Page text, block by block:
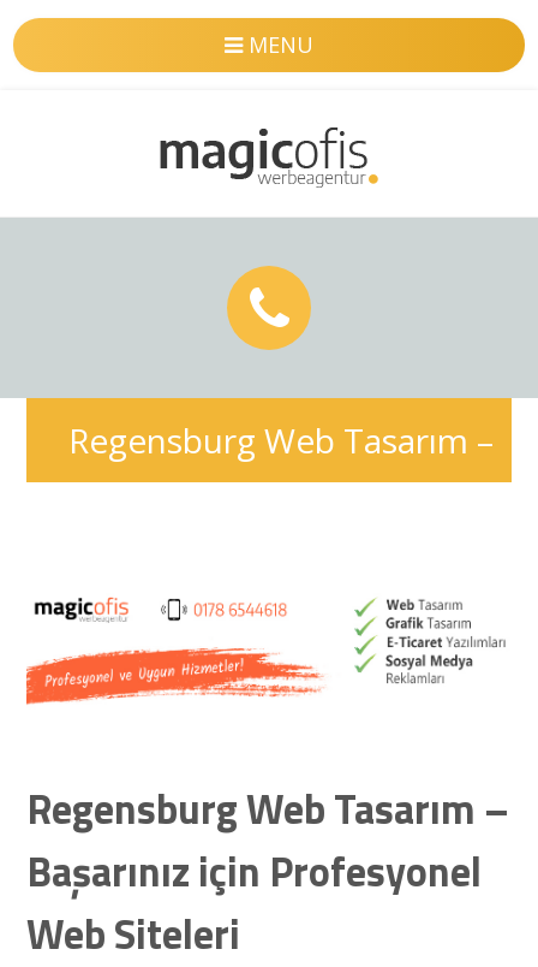
MENU
Regensburg Web Tasarım –
Web Siteleri
Regensburg Web Tasarım –
Başarınız için Profesyonel
Web Siteleri